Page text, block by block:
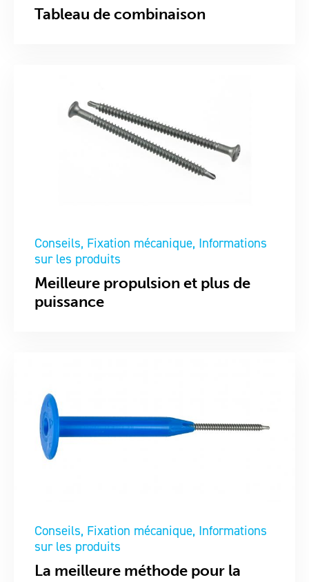
Tableau de combinaison
Conseils Fixation mécanique Informations
sur les produits
Meilleure propulsion et plus de
puissance
Conseils Fixation mécanique Informations
sur les produits
La meilleure méthode pour la